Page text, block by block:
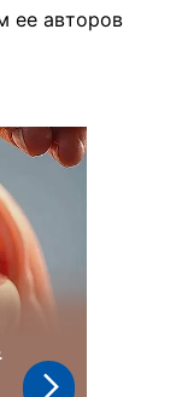
ее авторов